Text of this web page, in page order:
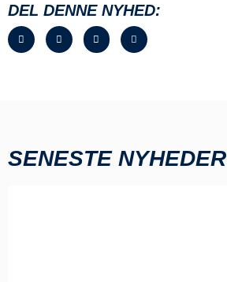
DEL DENNE NYHED:
SENESTE NYHEDER